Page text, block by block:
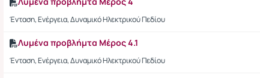
Ένταση, Ενέργεια, Δυναμικό Ηλεκτρικού Πεδίου
Λυμένα προβλήμτα Μέρος 4.1
Ένταση, Ενέργεια, Δυναμικό Ηλεκτρικού Πεδίου